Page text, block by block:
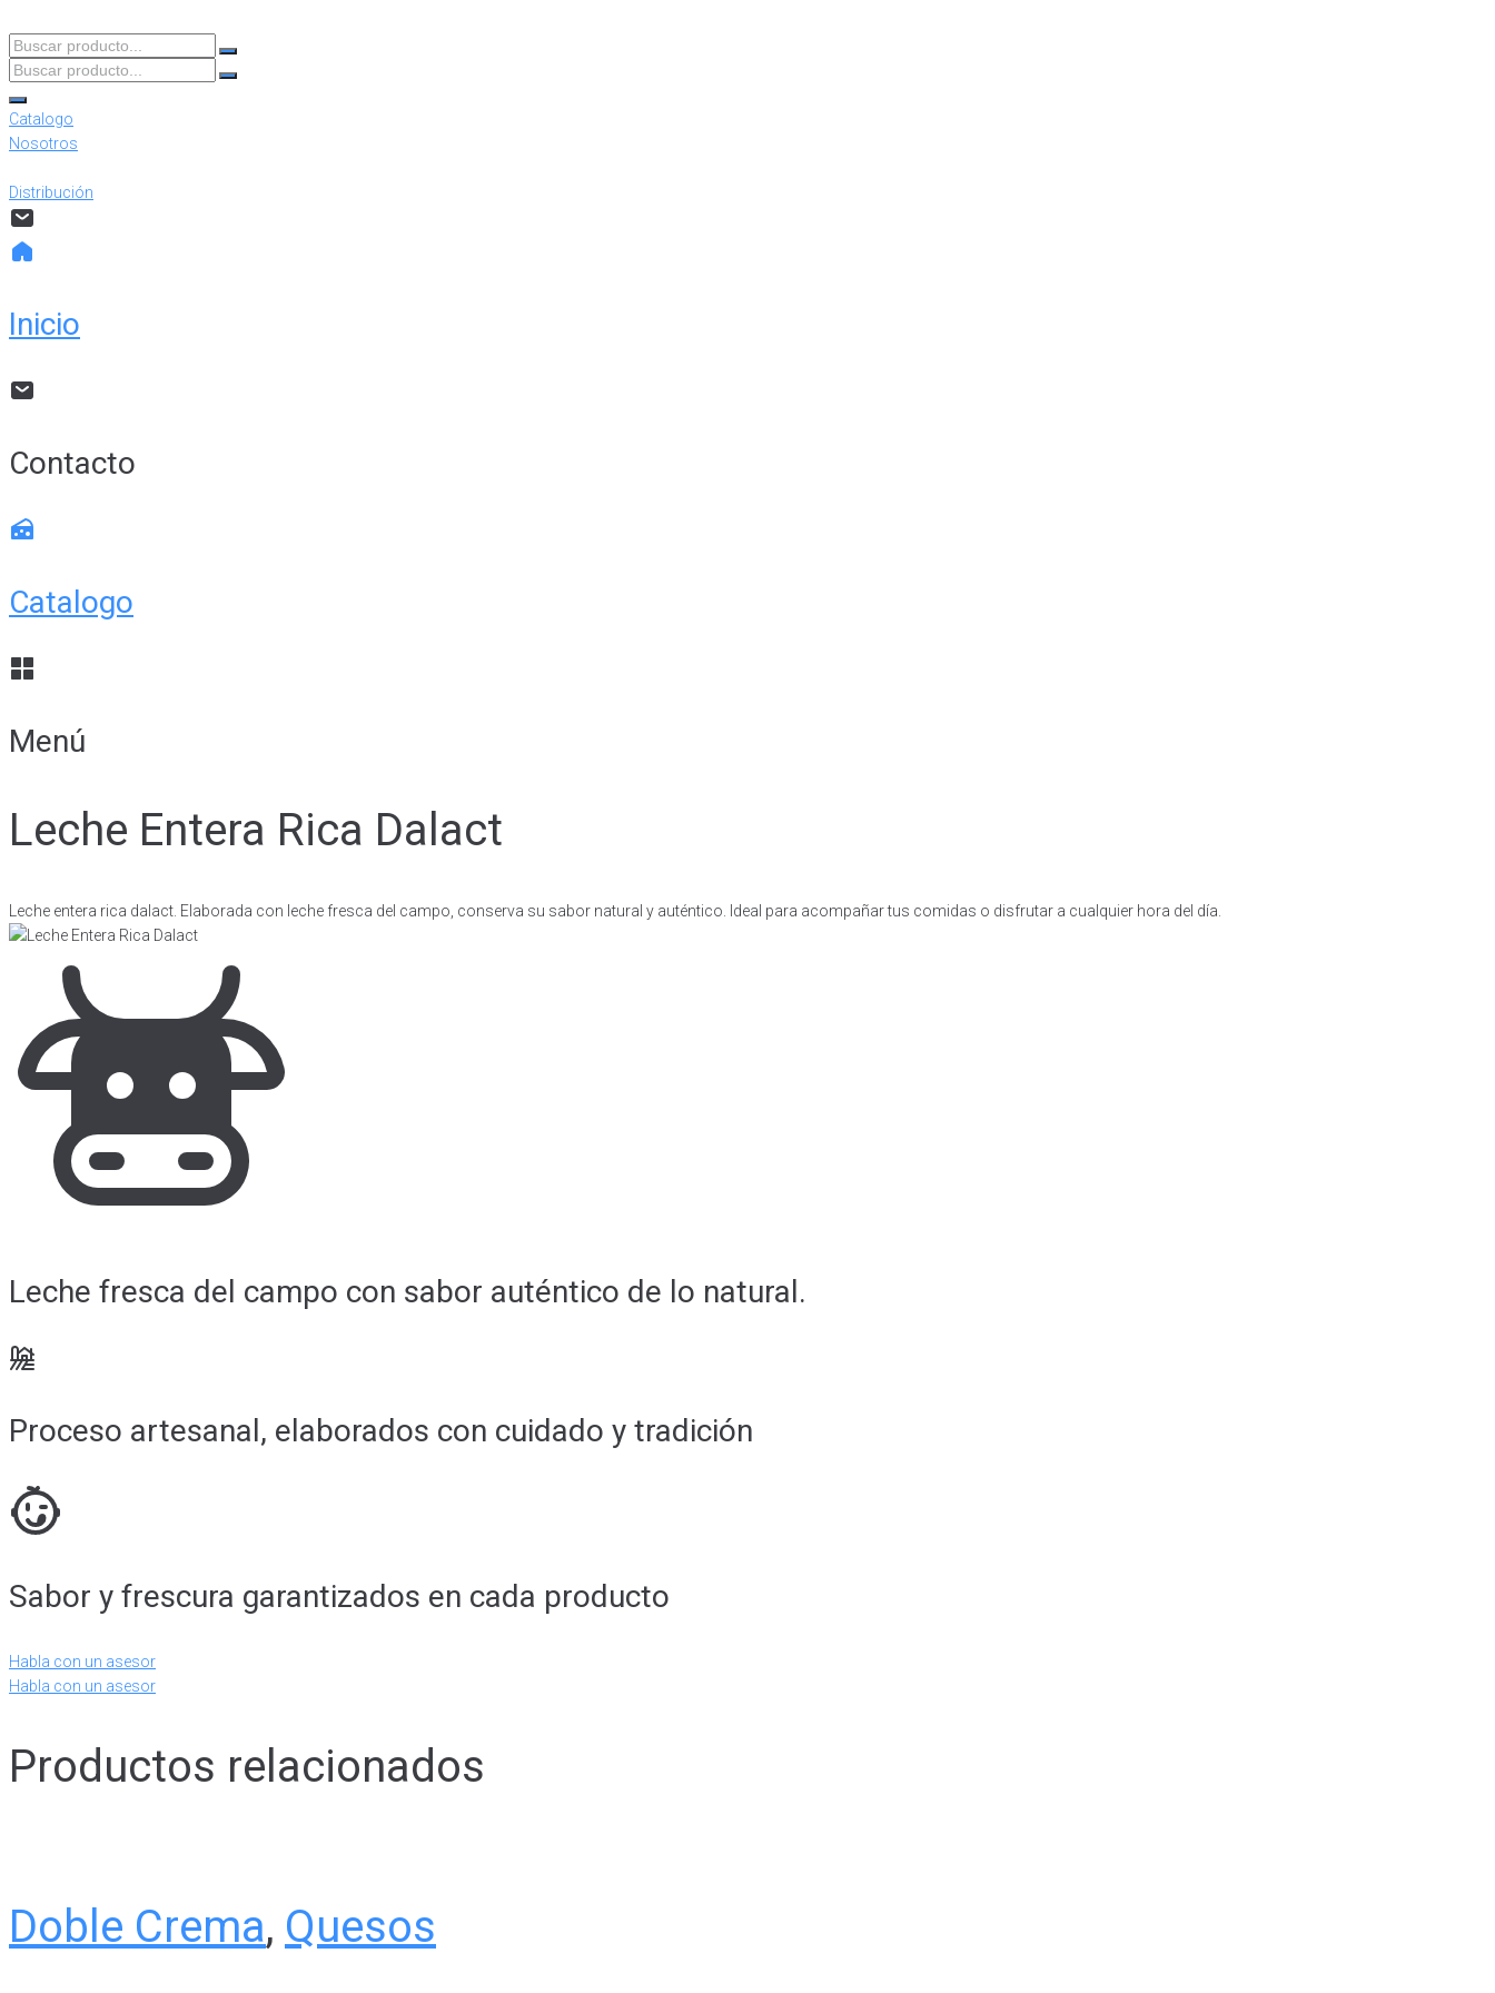
Buscar
producto...
Buscar
producto...
Catalogo
Nosotros
Distribución
Inicio
Contacto
Catalogo
Menú
Leche Entera Rica Dalact
Leche entera rica dalact. Elaborada con leche fresca del campo, conserva su sabor natural y auténtico. Ideal para acompañar tus comidas o disfrutar a cualquier hora del día.
Leche fresca del campo con sabor auténtico de lo natural.
Proceso artesanal, elaborados con cuidado y tradición
Sabor y frescura garantizados en cada producto
Habla con un asesor
Habla con un asesor
Productos relacionados
Doble Crema, Quesos